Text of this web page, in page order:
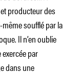
producteur des
soufflé par la
Il n’en oublie
par
dans une